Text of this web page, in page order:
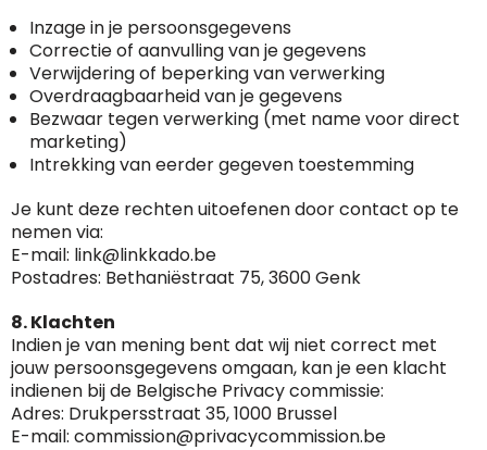
Inzage in je persoonsgegevens
Correctie of aanvulling van je gegevens
Verwijdering of beperking van verwerking
Overdraagbaarheid van je gegevens
Bezwaar tegen verwerking (met name voor direct
marketing)
Intrekking van eerder gegeven toestemming
Je kunt deze rechten uitoefenen door contact op te
nemen via:
E-mail: link@linkkado.be
Postadres: Bethaniëstraat 75, 3600 Genk
8. Klachten
Indien je van mening bent dat wij niet correct met
jouw persoonsgegevens omgaan, kan je een klacht
indienen bij de Belgische Privacy commissie:
Adres: Drukpersstraat 35, 1000 Brussel
E-mail: commission@privacycommission.be
Aantal werknemers: 1-10
Trustindex-certificaat
starten:
2026-04-22
Voor bedrijven
Bouwt u vertrouwen op en verhoogt u uw
verkoop met de Trustindex-certificaat.
Meer informatie»